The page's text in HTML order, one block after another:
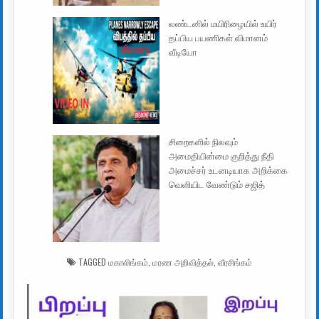
லண்டனில் மயிரிழையில் உயிர்
தப்பிய பயணிகள் விமானம்
வீடியோ
சிறைகளில் நிலவும்
அமைதியின்மை குறித்து நீதி
அமைச்சர் உடனடியாக அறிக்கை
வெளியிட வேண்டும் சஜித்
TAGGED மகாலிங்கம் மரண அறிவித்தல் வீரசிங்கம்